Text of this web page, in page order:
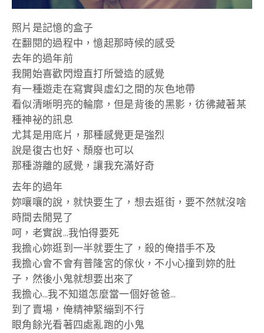
照片是記憶的盒子
在翻閱的過程中，憶起那時候的感受
去年的過年前
我開始喜歡閃燈直打所營造的感覺
有一種遊走在寫實與虛幻之間的灰色地帶
看似清晰明亮的輪廓，但是背後的黑影，彷彿藏著某
種神祕的訊息
尤其是用底片，那種感覺更是強烈
說是復古也好、頹廢也可以
那種游離的感覺，讓我充滿好奇
去年的過年
妳嚷嚷的說，就快要生了，想去逛街，要不然就沒啥
時間去閒晃了
呵，老實說…我怕得要死
我擔心妳逛到一半就要生了，殺的俺措手不及
我擔心會不會有普隆宮的傢伙，不小心撞到妳的肚
子，然後小鬼就想要出來了
我擔心…我不知道怎麼當一個好爸爸…
到了賣場，俺精神緊繃到不行
眼角餘光看著四處亂跑的小鬼